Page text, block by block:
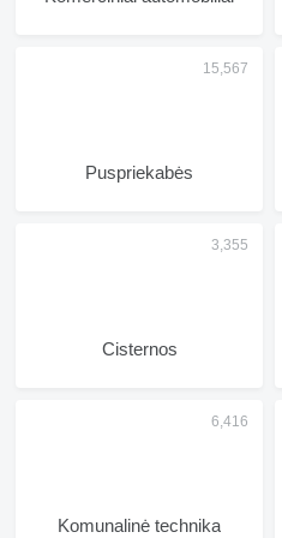
Puspriekabės
Cisternos
Komunalinė technika